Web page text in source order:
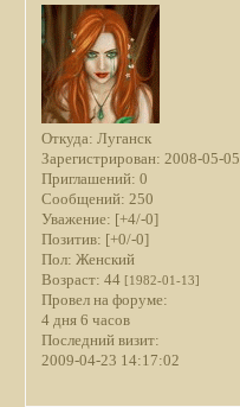
Откуда: Луганск
Зарегистрирован: 2008-05-05
Приглашений: 0
Сообщений: 250
Уважение: [+4/-0]
Позитив: [+0/-0]
Пол: Женский
Возраст: 44 [1982-01-13]
Провел на форуме:
4 дня 6 часов
Последний визит:
2009-04-23 14:17:02